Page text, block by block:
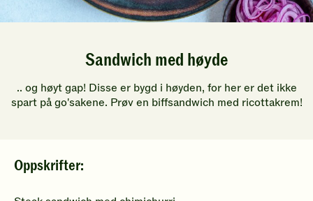
Sandwich med høyde
.. og høyt gap! Disse er bygd i høyden, for her er det ikke
spart på go'sakene. Prøv en biffsandwich med ricottakrem!
Oppskrifter: